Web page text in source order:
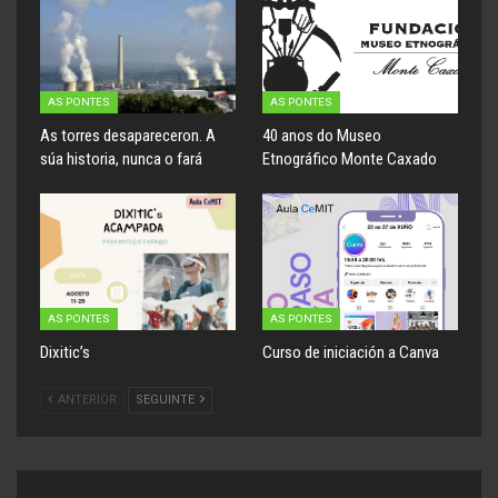
AS PONTES
As torres desapareceron. A
súa historia, nunca o fará
AS PONTES
40 anos do Museo
Etnográfico Monte Caxado
AS PONTES
Dixitic’s
AS PONTES
Curso de iniciación a Canva
ANTERIOR SEGUINTE